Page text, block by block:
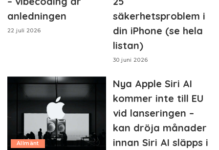
anledningen
22 juli 2026
säkerhetsproblem i
din iPhone (se hela
listan)
30 juni 2026
Allmänt
Nya Apple Siri AI
kommer inte till EU
vid lanseringen –
kan dröja månader
innan Siri AI släpps i